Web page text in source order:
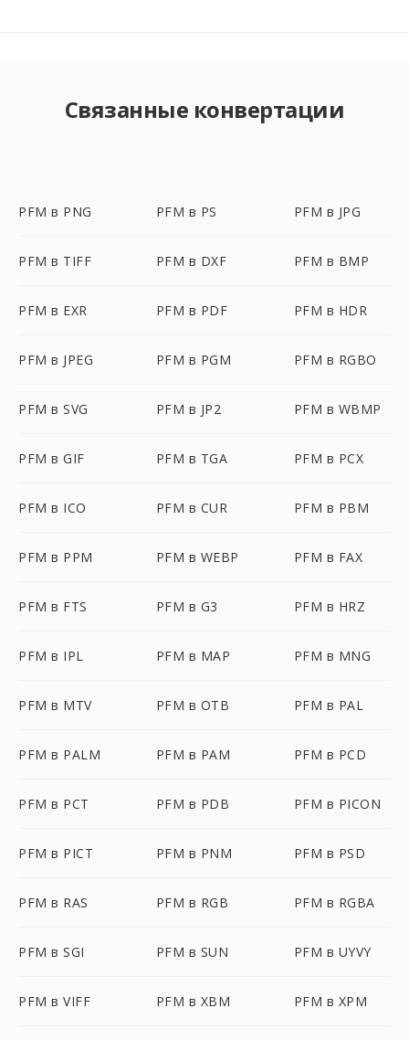
Связанные конвертации
PFM в PNG PFM в PS PFM в JPG
PFM в TIFF PFM в DXF PFM в BMP
PFM в EXR PFM в PDF PFM в HDR
PFM в JPEG PFM в PGM PFM в RGBO
PFM в SVG PFM в JP2 PFM в WBMP
PFM в GIF PFM в TGA PFM в PCX
PFM в ICO PFM в CUR PFM в PBM
PFM в PPM PFM в WEBP PFM в FAX
PFM в FTS PFM в G3 PFM в HRZ
PFM в IPL PFM в MAP PFM в MNG
PFM в MTV PFM в OTB PFM в PAL
PFM в PALM PFM в PAM PFM в PCD
PFM в PCT PFM в PDB PFM в PICON
PFM в PICT PFM в PNM PFM в PSD
PFM в RAS PFM в RGB PFM в RGBA
PFM в SGI PFM в SUN PFM в UYVY
PFM в VIFF PFM в XBM PFM в XPM